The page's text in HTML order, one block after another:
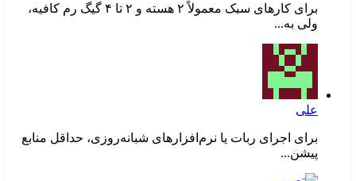
برای کارهای سبک معمولاً ۲ هسته و ۲ تا ۴ گیگ رم کافیه،
ولی به...
علی
برای اجرای ربات یا نرم‌افزارهای شبانه‌روزی، حداقل منابع
پیشن...